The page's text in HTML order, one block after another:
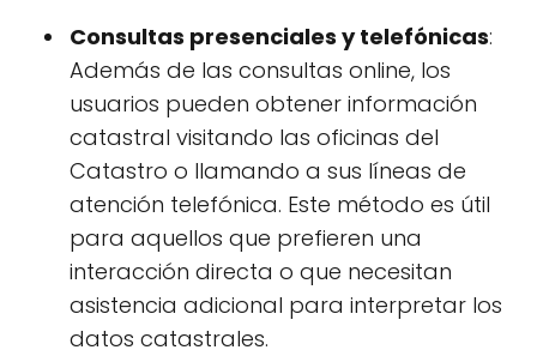
Consultas presenciales y telefónicas:
Además de las consultas online, los
usuarios pueden obtener información
catastral visitando las oficinas del
Catastro o llamando a sus líneas de
atención telefónica. Este método es útil
para aquellos que prefieren una
interacción directa o que necesitan
asistencia adicional para interpretar los
datos catastrales.